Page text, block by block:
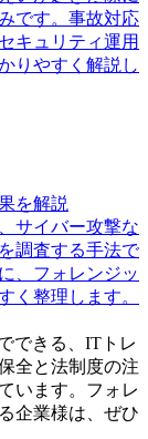
基準、代表的な
選び方や製品を
必要性やメリッ
や原因調査、証
あうツール比較
とは？重要な理
いが起きた際に